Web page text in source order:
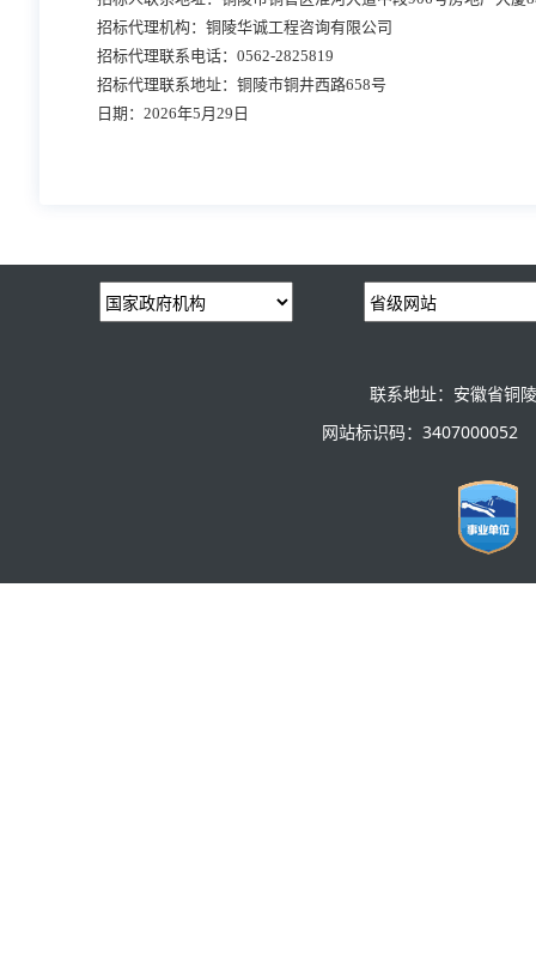
招标代理机构：铜陵华诚工程咨询有限公司
招标代理联系电话： 0562-2825819
招标代理联系地址：铜陵市铜井西路658号
日期： 2026年5月29日
联系地址：安徽省铜
网站标识码：3407000052